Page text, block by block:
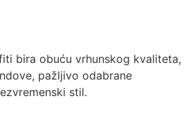
bira obuću vrhunskog kvaliteta,
pažljivo odabrane
stil.